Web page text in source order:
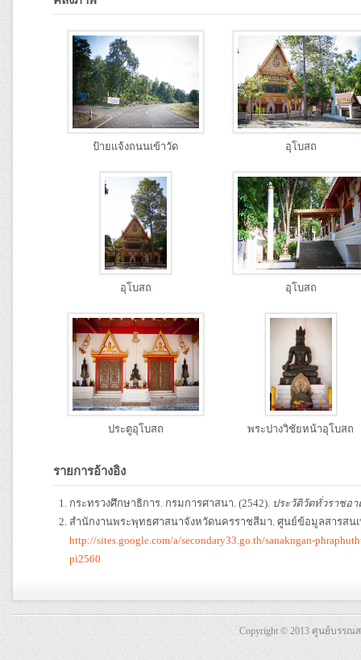
ป้ายแจ้งถนนเข้าวัด อุโบสถ
อุโบสถ อุโบสถ
ประตูอุโบสถ พระปางวิชัยหน้าอุโบสถ
รายการอ้างอิง
กระทรวงศึกษาธิการ. กรมการศาสนา. (2542). ประวัติวัดทั่วราชอ
สำนักงานพระพุทธศาสนาจังหวัดนครราชสีมา. ศูนย์ข้อมูลสารสน
http://sites.google.com/a/secondary33.go.th/sanakngan-
pi2560
Copyright © 2013 ศูนย์บรร